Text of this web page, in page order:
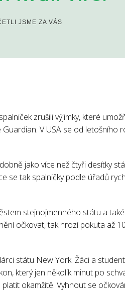
JSME ZA VÁS
zrušili výjimky, které
V USA se od letošního
jako více než čtyři desítky
se tak spalničky podle úřadů
stejnojmenného státu a také
očkovat, tak hrozí pokuta až
státu New York. Žáci a
který jen několik minut po
okamžitě. Vyhnout se